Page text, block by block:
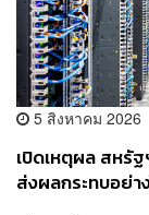
5 สิงหาคม 2026
เปิดเหตุผล สหรั
ส่งผลกระทบอย่า